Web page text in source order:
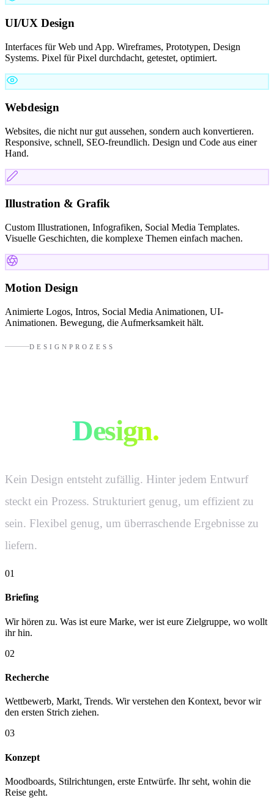
UI/UX Design
Interfaces für Web und App. Wireframes, Prototypen, Design
Systems. Pixel für Pixel durchdacht, getestet, optimiert.
Webdesign
Websites, die nicht nur gut aussehen, sondern auch konvertieren.
Responsive, schnell, SEO-freundlich. Design und Code aus einer
Hand.
Illustration & Grafik
Custom Illustrationen, Infografiken, Social Media Templates.
Visuelle Geschichten, die komplexe Themen einfach machen.
Motion Design
Animierte Logos, Intros, Social Media Animationen, UI-
Animationen. Bewegung, die Aufmerksamkeit hält.
DESIGNPROZESS
gutesDesign.
Kein Design entsteht zufällig. Hinter jedem Entwurf
steckt ein Prozess. Strukturiert genug, um effizient zu
sein. Flexibel genug, um überraschende Ergebnisse zu
liefern.
01
Briefing
Wir hören zu. Was ist eure Marke, wer ist eure Zielgruppe, wo wollt
ihr hin.
02
Recherche
Wettbewerb, Markt, Trends. Wir verstehen den Kontext, bevor wir
den ersten Strich ziehen.
03
Konzept
Moodboards, Stilrichtungen, erste Entwürfe. Ihr seht, wohin die
Reise geht.